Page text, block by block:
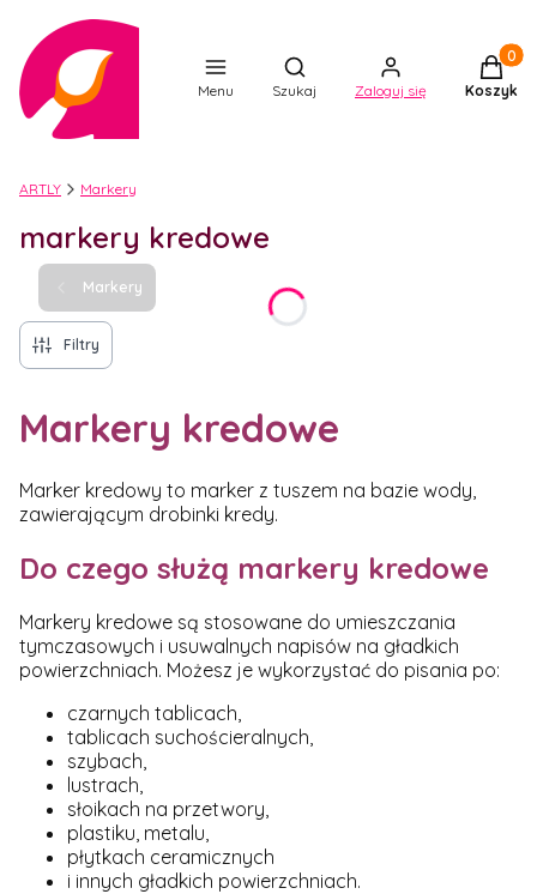
Menu
Otwórz wyszukiwarkę
Szukaj Zaloguj się Koszyk
ARTLY Markery
markery kredowe
Markery
Filtry
Markery kredowe
Marker kredowy to marker z tuszem na bazie wody,
zawierającym drobinki kredy.
Do czego służą markery kredowe
Markery kredowe są stosowane do umieszczania
tymczasowych i usuwalnych napisów na gładkich
powierzchniach. Możesz je wykorzystać do pisania po:
czarnych tablicach,
tablicach suchościeralnych,
szybach,
lustrach,
słoikach na przetwory,
plastiku, metalu,
płytkach ceramicznych
i innych gładkich powierzchniach.